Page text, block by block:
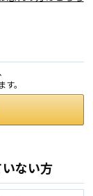
。
ない方